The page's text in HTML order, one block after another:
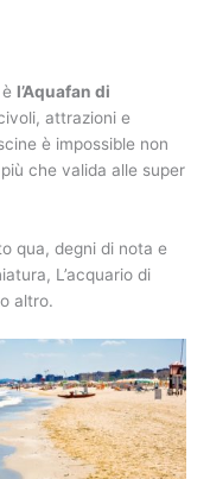
l’Aquafan di
attrazioni e
è impossible non
che valida alle super
qua, degni di nota e
L’acquario di
altro.